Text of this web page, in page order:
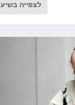
לצפייה